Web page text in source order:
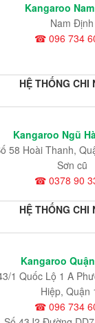
Kangaroo
Nam Định
☎ 096 734
HỆ THỐNG
Kangaroo Ngũ
58 Hoài Thanh,
Sơn cũ
☎ 0378 90
HỆ THỐNG CHI
Kangaroo
1 Quốc Lộ 1 A
Hiệp, Quận
☎ 096 734